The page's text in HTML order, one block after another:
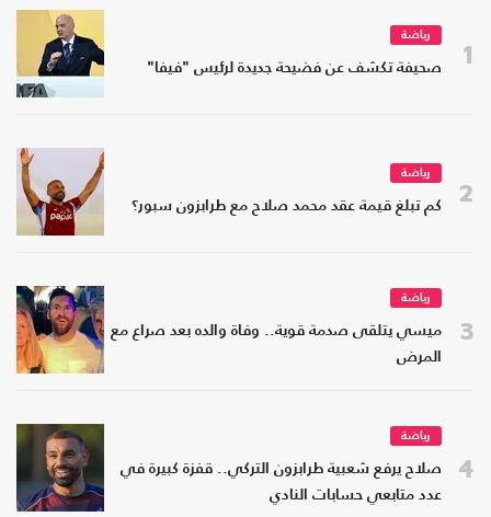
1
رياضة
صحيفة تكشف عن فضيحة جديدة لرئيس "فيفا"
2
رياضة
كم تبلغ قيمة عقد محمد صلاح مع طرابزون سبور؟
3
رياضة
ميسي يتلقى صدمة قوية.. وفاة والده بعد صراع مع
المرض
4
رياضة
صلاح يرفع شعبية طرابزون التركي.. قفزة كبيرة في
عدد متابعي حسابات النادي